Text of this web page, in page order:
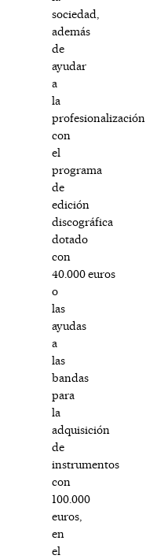
sociedad,
además
de
ayudar
a
la
profesionalización
con
el
programa
de
edición
discográfica
dotado
con
40.000 euros
o
las
ayudas
a
las
bandas
para
la
adquisición
de
instrumentos
con
100.000
euros,
en
el